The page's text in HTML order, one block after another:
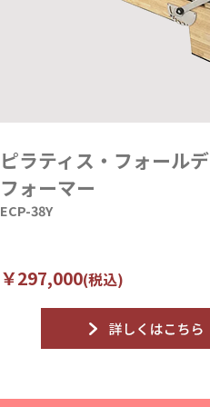
ピラティス・フォール
フォーマー
ECP-38Y
￥297,000(税込)